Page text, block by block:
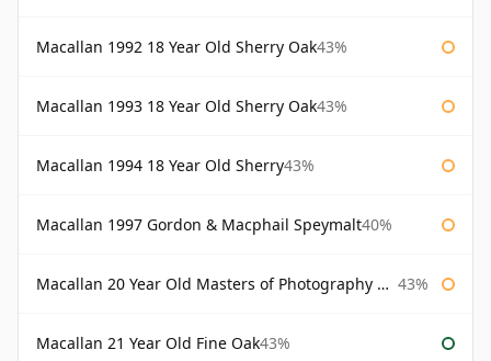
Macallan 1992 18 Year Old Sherry Oak43%
Macallan 1993 18 Year Old Sherry Oak43%
Macallan 1994 18 Year Old Sherry43%
Macallan 1997 Gordon & Macphail Speymalt40%
Macallan 20 Year Old Masters of Photography Albert Watson 43%
Macallan 21 Year Old Fine Oak43%